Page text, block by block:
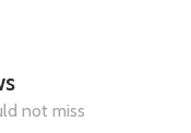
not miss